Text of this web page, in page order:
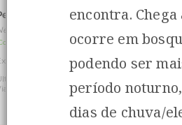
verde
viridula
observação por: Nicole
9
Viana
encontra.
ocorre em
podendo ser
período
dias de chuva/